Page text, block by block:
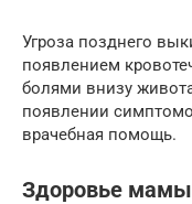
Угроза позднего
появлением
болями внизу
появлении
врачебная помощь.
Здоровье мамы